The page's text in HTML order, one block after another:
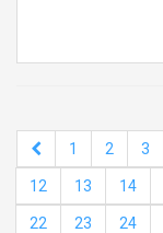
1 2 3
12 13 14
22 23 24